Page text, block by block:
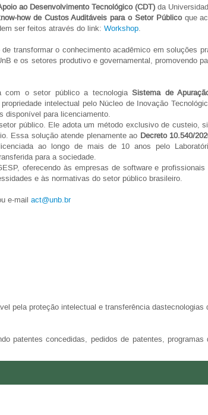
ao Desenvolvimento Tecnológico (CDT)da
how de Custos Auditáveis para o Setor Público que
ser feitos através do link: Workshop.
transformar o conhecimento acadêmico em soluções
e os setores produtivo e governamental, promovendo
com o setor público a tecnologiaSistema de
intelectual pelo Núcleo de Inovação
disponível para licenciamento.
público. Ele adota um método exclusivo de custeio,
Essa solução atende plenamente ao Decreto 10.540/
ao longo de mais de 10 anos pelo
para a sociedade.
oferecendo às empresas de software e
e às normativas do setor público brasileiro.
e-mail act@unb.br
pela proteção intelectual e transferência dastecnologias
patentes concedidas, pedidos de patentes, programas